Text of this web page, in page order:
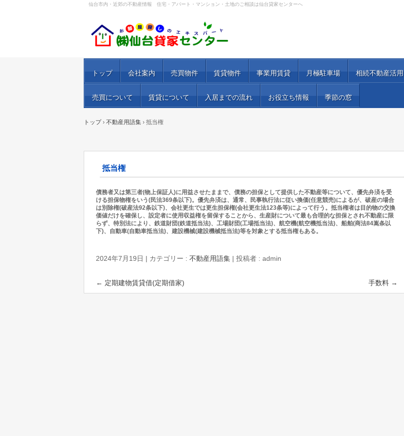
仙台市内・近郊の不動産情報 住宅・アパート・マンション・土地のご相談は仙台貸家センターへ
トップ 会社案内 売買物件 賃貸物件 事業用賃貸 月極駐車場 相続不動産活用
売買について 賃貸について 入居までの流れ お役立ち情報 季節の窓
トップ › 不動産用語集 › 抵当権
抵当権
債務者又は第三者(物上保証人)に用益させたままで、債務の担保として提供した不動産等について、優先弁済を受
ける担保物権をいう(民法369条以下)。優先弁済は、通常、民事執行法に従い換価(任意競売)によるが、破産の場合
は別除権(破産法92条以下)、会社更生では更生担保権(会社更生法123条等)によって行う。抵当権者は目的物の交換
価値だけを確保し、設定者に使用収益権を留保することから、生産財について最も合理的な担保とされ不動産に限
らず、特別法により、鉄道財団(鉄道抵当法)、工場財団(工場抵当法)、航空機(航空機抵当法)、船舶(商法84嵩条以
下)、自動車(自動車抵当法)、建設機械(建設機械抵当法)等を対象とする抵当権もある。
2024年7月19日 | カテゴリー :不動産用語集 |投稿者 : admin
← 定期建物賃貸借(定期借家) 手数料 →